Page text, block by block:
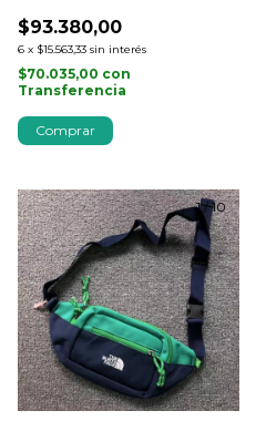
$93.380,00
6 x $15.563,33 sin interés
$70.035,00 con
Transferencia
Comprar
1/10